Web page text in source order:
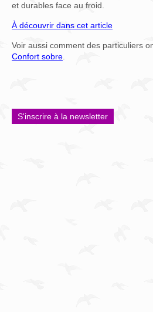
et durables face au froid.
À découvrir dans cet article
Voir aussi comment des particuliers
Confort sobre
S'inscrire à la newsletter